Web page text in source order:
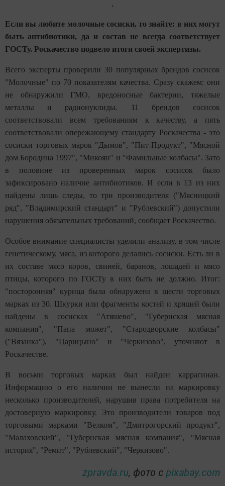
Если вы любите молочные сосиски, то знайте: в них могут
быть антибиотики, да и состав не всегда соответствует
ГОСТу. Роскачество подвело итоги своей экспертизы.
Всего эксперты проверили 30 популярных брендов сосисок
"Молочные" по 70 показателям качества. Сразу скажем: они
не обнаружили ГМО, вредоносные бактерии, тяжелые
металлы и радионуклиды. 11 брендов сосисок
соответствовали всем требованиям к качеству, а пять
соответствовали опережающему стандарту Роскачества - это
сосиски торговых марок "Дымов", "Пит-Продукт", "Мясной
дом Бородина 1997", "Микоян" и "Фамильные колбасы". Зато
в половине из проверенных марок сосисок было
зафиксировано наличие антибиотиков. И если в 13 из них
найдены лишь следы, то три производителя ("Мясницкий
ряд", "Владимирский стандарт" и "Рублевский") допустили
нарушения обязательных требований, сообщает Роскачество.
Особое внимание специалисты уделили анализу, в том числе
генетическому, мяса, из которого делались сосиски. Есть ли в
их составе мясо коров, свиней, баранов, лошадей и мясо
птицы, которого по ГОСТу в них быть не должно. Итог:
"посторонняя" курица была обнаружена в шести торговых
марках из 30. Шкурки или фрагменты костей и хрящей были
найдены в сосисках "Атяшево", "Губернская мясная
компания", "Папа может", "Стародворские колбасы"
("Вязанка"), "Царицыно" и "Черкизово", уточняют в
Роскачестве.
В восьми торговых марках был найден каррагинан.
Информацию о его наличии не вынесли на маркировку
несколько производителей, нарушив права потребителя на
достоверную маркировку. Это производители товаров под
торговыми марками "Велком", "Дмитрогорский продукт",
"Малаховский", "Губернская мясная компания", "Мясная
история", "Ремит", "Рублевский", "Черкизово".
zpravda.ru, фото с pixabay.com